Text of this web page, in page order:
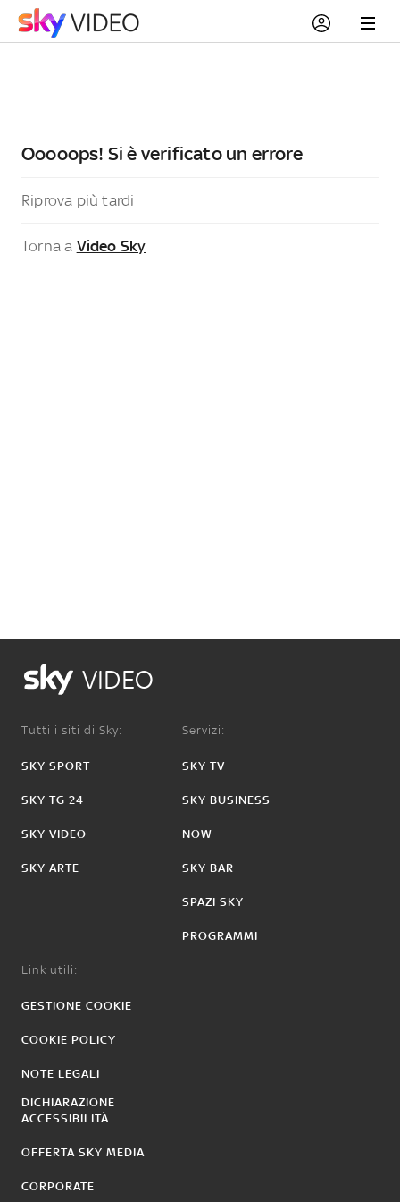
Ooooops! Si è verificato un errore
Riprova più tardi
Torna a Video Sky
VIDEO
Tutti i siti di Sky:
SKY SPORT
SKY TG 24
SKY VIDEO
SKY ARTE
Servizi:
SKY TV
SKY BUSINESS
NOW
SKY BAR
SPAZI SKY
PROGRAMMI
Link utili:
GESTIONE COOKIE
COOKIE POLICY
NOTE LEGALI
DICHIARAZIONE
ACCESSIBILITÀ
OFFERTA SKY MEDIA
CORPORATE